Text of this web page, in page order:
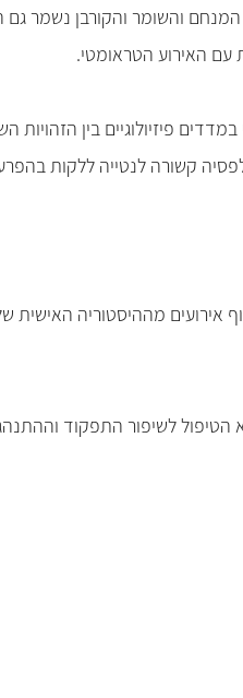
והשומר והקורבן נשמר גם
עם האירוע הטראומטי.
פיזיולוגיים בין
אירועים מההיסטוריה
הטיפול לשיפור התפקוד